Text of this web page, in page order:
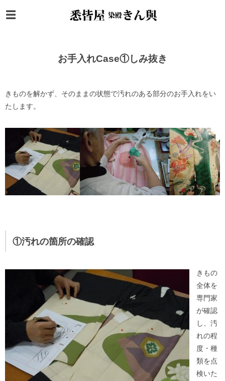
お手入れCase①しみ抜き
きものを解かず、そのままの状態で汚れのある部分のお手入れをい
たします。
①汚れの箇所の確認
きもの
全体を
専門家
が確認
し、汚
れの程
度・種
類を点
検いた